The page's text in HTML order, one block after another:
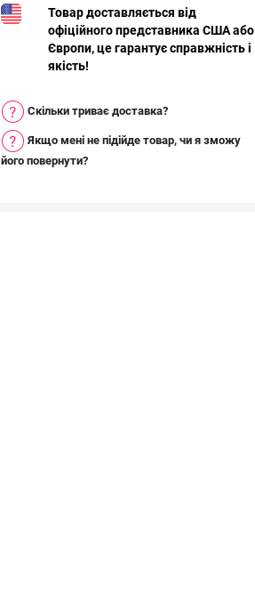
Товар доставляється від
офіційного представника США або
Європи, це гарантує справжність і
якість!
Скільки триває доставка?
Якщо мені не підійде товар, чи я зможу
його повернути?